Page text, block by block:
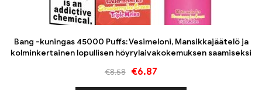
Bang -kuningas 45000 Puffs: Vesimeloni, Mansikkajäätelö ja
kolminkertainen lopullisen höyrylaivakokemuksen saamiseksi
€8.58 €6.87